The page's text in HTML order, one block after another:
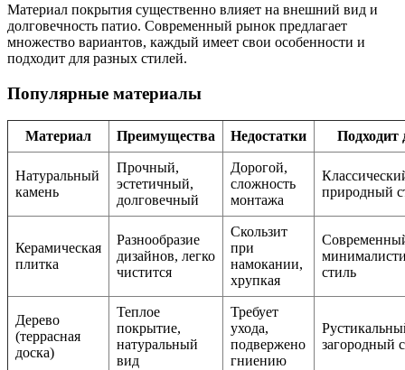
Материал покрытия существенно влияет на внешний вид и
долговечность патио. Современный рынок предлагает
множество вариантов, каждый имеет свои особенности и
подходит для разных стилей.
Популярные материалы
Материал Преимущества Недостатки Подходит
Натуральный
камень
Прочный,
эстетичный,
долговечный
Дорогой,
сложность
монтажа
природный
Керамическая
плитка
Разнообразие
дизайнов, легко
чистится
Скользит
при
намокании,
хрупкая
стиль
Дерево
(террасная
доска)
Теплое
покрытие,
натуральный
вид
Требует
ухода,
подвержено
гниению
загородный